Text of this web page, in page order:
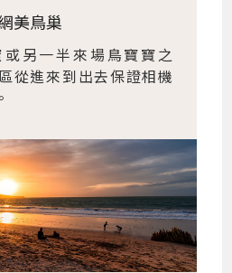
美鳥巢
另一半來場鳥寶寶之
從進來到出去保證相機